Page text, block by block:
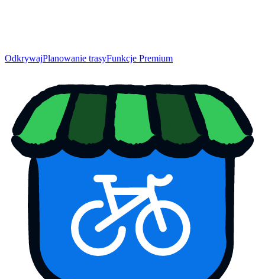
OdkrywajPlanowanie trasyFunkcje Premium